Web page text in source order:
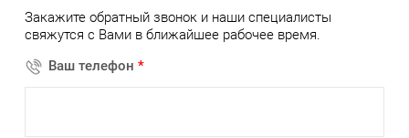
Закажите обратный звонок и наши специалисты
свяжутся с Вами в ближайшее рабочее время.
Ваш телефон *